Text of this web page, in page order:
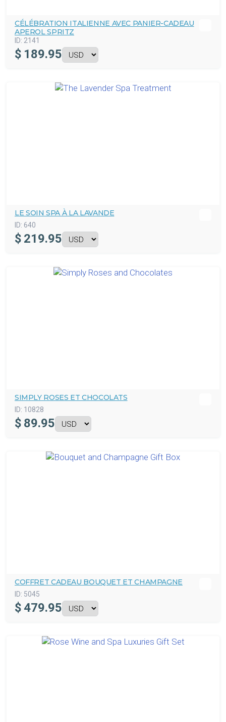
CÉLÉBRATION ITALIENNE AVEC PANIER-CADEAU
APEROL SPRITZ
ID: 2141
$ 189.95
LE SOIN SPA À LA LAVANDE
ID: 640
$ 219.95
SIMPLY ROSES ET CHOCOLATS
ID: 10828
$ 89.95
COFFRET CADEAU BOUQUET ET CHAMPAGNE
ID: 5045
$ 479.95